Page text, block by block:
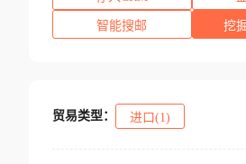
智能搜邮 挖
贸易类型： 进口(1)